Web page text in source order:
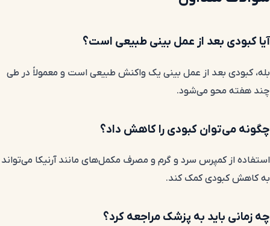
آیا کبودی بعد از عمل بینی طبیعی است؟
بله، کبودی بعد از عمل بینی یک واکنش طبیعی است و معمولاً در طی
چند هفته محو می‌شود.
چگونه می‌توان کبودی را کاهش داد؟
استفاده از کمپرس سرد و گرم و مصرف مکمل‌های مانند آرنیکا می‌تواند
به کاهش کبودی کمک کند.
چه زمانی باید به پزشک مراجعه کرد؟